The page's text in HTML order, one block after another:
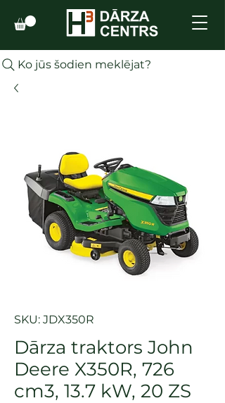
Ko jūs šodien meklējat?
SKU: JDX350R
Dārza traktors John
Deere X350R, 726
cm3, 13.7 kW, 20 ZS